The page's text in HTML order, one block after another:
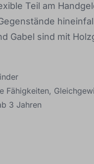
Teil am
Gabel sind mit
Fähigkeiten,
3 Jahren